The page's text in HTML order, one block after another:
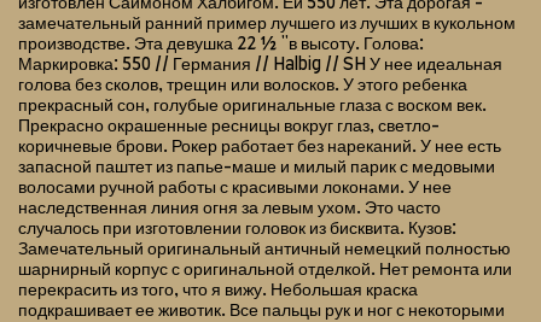
изготовлен Саймоном Халбигом. Ей 550 лет. Эта дорогая -
замечательный ранний пример лучшего из лучших в кукольном
производстве. Эта девушка 22 ½ "в высоту. Голова:
Маркировка: 550 // Германия // Halbig // SH У нее идеальная
голова без сколов, трещин или волосков. У этого ребенка
прекрасный сон, голубые оригинальные глаза с воском век.
Прекрасно окрашенные ресницы вокруг глаз, светло-
коричневые брови. Рокер работает без нареканий. У нее есть
запасной паштет из папье-маше и милый парик с медовыми
волосами ручной работы с красивыми локонами. У нее
наследственная линия огня за левым ухом. Это часто
случалось при изготовлении головок из бисквита. Кузов:
Замечательный оригинальный античный немецкий полностью
шарнирный корпус с оригинальной отделкой. Нет ремонта или
перекрасить из того, что я вижу. Небольшая краска
подкрашивает ее животик. Все пальцы рук и ног с некоторыми